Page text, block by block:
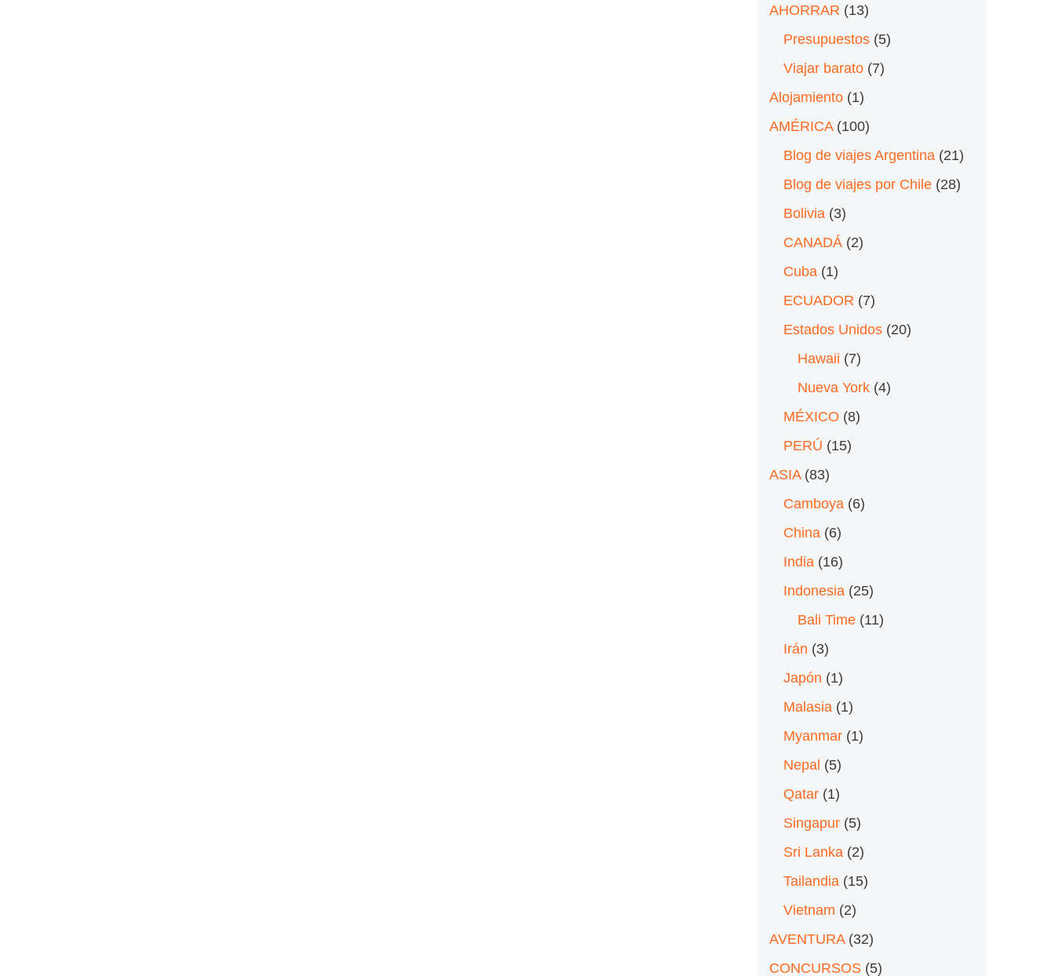
AHORRAR (13)
Presupuestos(5)
Viajar barato(7)
Alojamiento(1)
AMÉRICA(100)
Blog de viajes Argentina (21)
Blog de viajes por Chile(28)
Bolivia (3)
CANADÁ(2)
Cuba (1)
ECUADOR (7)
Estados Unidos(20)
Hawaii (7)
Nueva York(4)
MÉXICO (8)
PERÚ (15)
ASIA(83)
Camboya (6)
China (6)
India (16)
Indonesia (25)
Bali Time(11)
Irán (3)
Japón (1)
Malasia (1)
Myanmar(1)
Nepal (5)
Qatar(1)
Singapur(5)
Sri Lanka (2)
Tailandia (15)
Vietnam (2)
AVENTURA(32)
CONCURSOS(5)